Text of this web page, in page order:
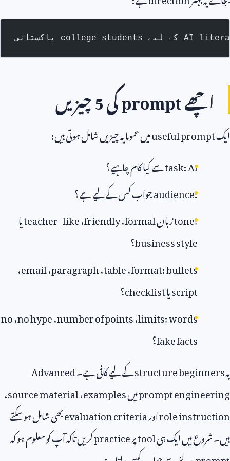
اچھےpromptکی5چیزیں
ایکuseful promptمیں عموما یہ چیزیں شامل ہوتی ہیں:
task: AIسے کیا کام چاہیے؟
audience:جواب کس کے لیے ہے؟
tone:زبانformal،friendly،teacher-likeیا
business style؟
format: bullets،table،paragraph،email،
scriptیاchecklist؟
limits: words،number of points،no hype،no
fake facts؟
یہstructure beginnersکے لیے کافی ہے۔Advanced
prompt engineeringمیںexamples،source material،
role instructionاورevaluation criteriaبھی شامل ہو سکتے
ہیں۔ شروع میں ایک ہیtoolپرpracticeکریں تاکہ آپ کو معلوم ہو کہ